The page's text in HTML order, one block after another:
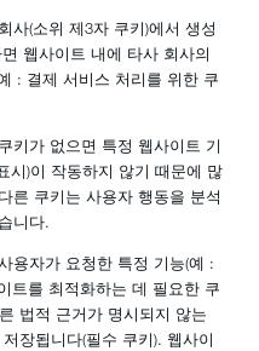
사(소위 제3자 쿠키)에서 생성
웹사이트 내에 타사 회사의
: 결제 서비스 처리를 위한 쿠
키가 없으면 특정 웹사이트 기
시)이 작동하지 않기 때문에 많
른 쿠키는 사용자 행동을 분석
니다.
용자가 요청한 특정 기능(예 :
트를 최적화하는 데 필요한 쿠
법적 근거가 명시되지 않는
장됩니다(필수 쿠키). 웹사이